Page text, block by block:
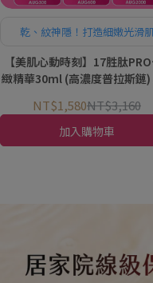
乾、紋神隱！打造細嫩光滑
【美肌心動時刻】17胜肽
緻精華30ml (高濃度普拉斯鏈)
NT$1,580NT$3,160
加入購物車